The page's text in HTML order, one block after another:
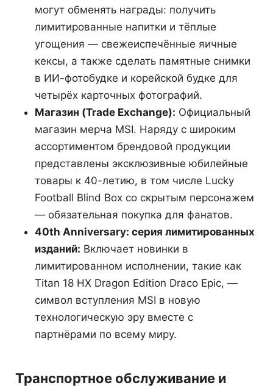
могут обменять награды: получить
лимитированные напитки и тёплые
угощения — свежеиспечённые яичные
кексы, а также сделать памятные снимки
в ИИ-фотобудке и корейской будке для
четырёх карточных фотографий.
Магазин (Trade Exchange): Официальный
магазин мерча MSI. Наряду с широким
ассортиментом брендовой продукции
представлены эксклюзивные юбилейные
товары к 40-летию, в том числе Lucky
Football Blind Box со скрытым персонажем
— обязательная покупка для фанатов.
40th Anniversary: серия лимитированных
изданий: Включает новинки в
лимитированном исполнении, такие как
Titan 18 HX Dragon Edition Draco Epic, —
символ вступления MSI в новую
технологическую эру вместе с
партнёрами по всему миру.
Транспортное обслуживание и